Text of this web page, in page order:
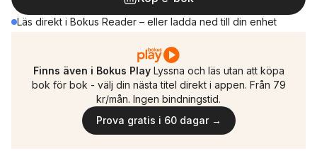
Läs direkt i Bokus Reader – eller ladda ned till din enhet
Finns även i Bokus Play Lyssna och läs utan att köpa
bok för bok - välj din nästa titel direkt i appen. Från 79
kr/mån. Ingen bindningstid.
Prova gratis i 60 dagar →